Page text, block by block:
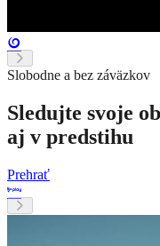
Slobodne a bez záväzkov
Sledujte svoje
aj v predstihu
Prehrať